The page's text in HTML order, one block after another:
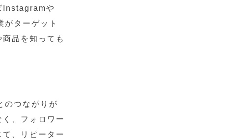
Instagramや
ターゲット
品を知っても
のつながりが
、フォロワー
、リピーター